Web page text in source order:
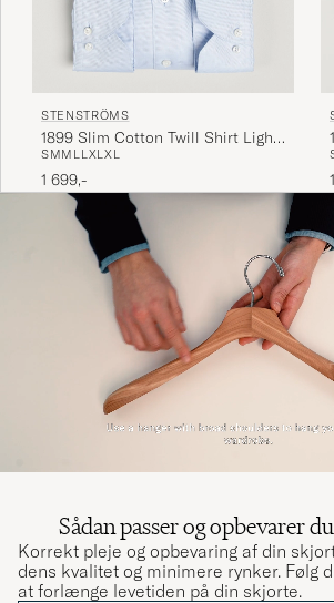
STENSTRÖMS
1899 Slim Cotton Twill Shirt Light
Blue
SMM L L XLXL
1 699,-
Sådan passer og opbevarer
Korrekt pleje og opbevaring af din
dens kvalitet og minimere rynker. Følg
at forlænge levetiden på din skjorte.